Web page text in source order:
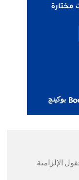
الإلزامية